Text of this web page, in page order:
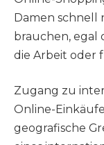
Damen schnell
brauchen, egal
die Arbeit oder
Zugang zu
Online-
geografische